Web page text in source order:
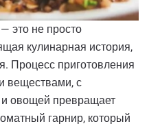
это не просто
кулинарная история,
Процесс приготовления
веществами, с
овощей превращает
гарнир, который